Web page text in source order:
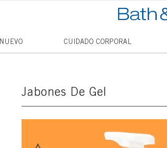
NUEVO CUIDADO CORPORAL
Jabones De Gel